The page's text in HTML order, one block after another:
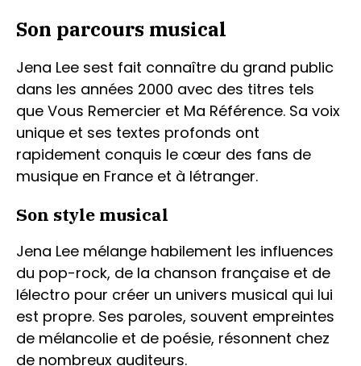
Son parcours musical
Jena Lee sest fait connaître du grand public
dans les années 2000 avec des titres tels
que Vous Remercier et Ma Référence. Sa voix
unique et ses textes profonds ont
rapidement conquis le cœur des fans de
musique en France et à létranger.
Son style musical
Jena Lee mélange habilement les influences
du pop-rock, de la chanson française et de
lélectro pour créer un univers musical qui lui
est propre. Ses paroles, souvent empreintes
de mélancolie et de poésie, résonnent chez
de nombreux auditeurs.